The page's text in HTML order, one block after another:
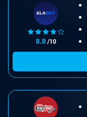
8.8 /10